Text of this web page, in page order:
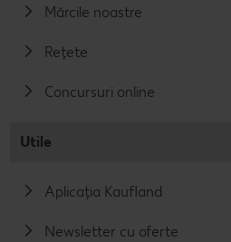
Mărcile noastre
Rețete
Concursuri online
Utile
Aplicația Kaufland
Newsletter cu oferte